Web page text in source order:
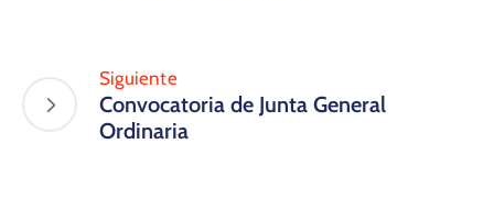
Siguiente
Convocatoria de Junta General
Ordinaria